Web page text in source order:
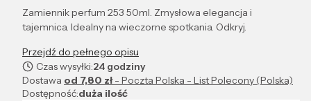
Zamiennik perfum 253 50ml. Zmysłowa elegancja i
tajemnica. Idealny na wieczorne spotkania. Odkryj.
Przejdź do pełnego opisu
Czas wysyłki:24 godziny
Dostawa od 7,80 zł- Poczta Polska - List Polecony (Polska)
Dostępność:duża ilość